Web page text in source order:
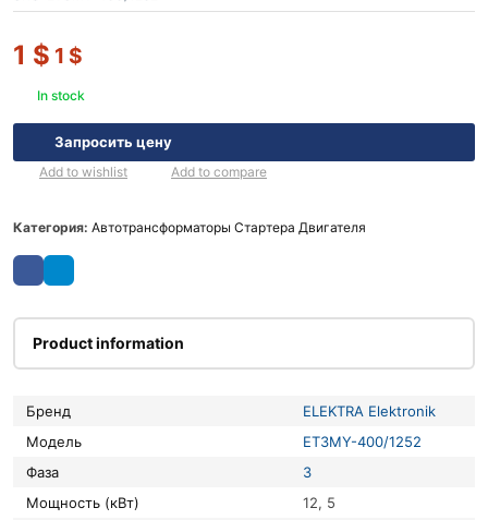
1 $ 1 $
In stock
Запросить цену
Add to wishlist Add to compare
Категория: Автотрансформаторы Стартера Двигателя
Product information
Бренд
ELEKTRA Elektronik
Модель
ET3MY-400/1252
Фаза
3
Мощность (кВт)
12, 5